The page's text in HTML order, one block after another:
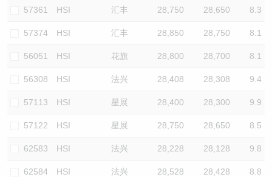
57361 HSI 汇丰 28,750 28,650 8.3
57374 HSI 汇丰 28,850 28,750 8.1
56051 HSI 花旗 28,800 28,700 8.1
56308 HSI 法兴 28,408 28,308 9.4
57113 HSI 星展 28,400 28,300 9.9
57122 HSI 星展 28,750 28,650 8.5
62583 HSI 法兴 28,228 28,128 9.8
62584 HSI 法兴 28,528 28,428 8.8